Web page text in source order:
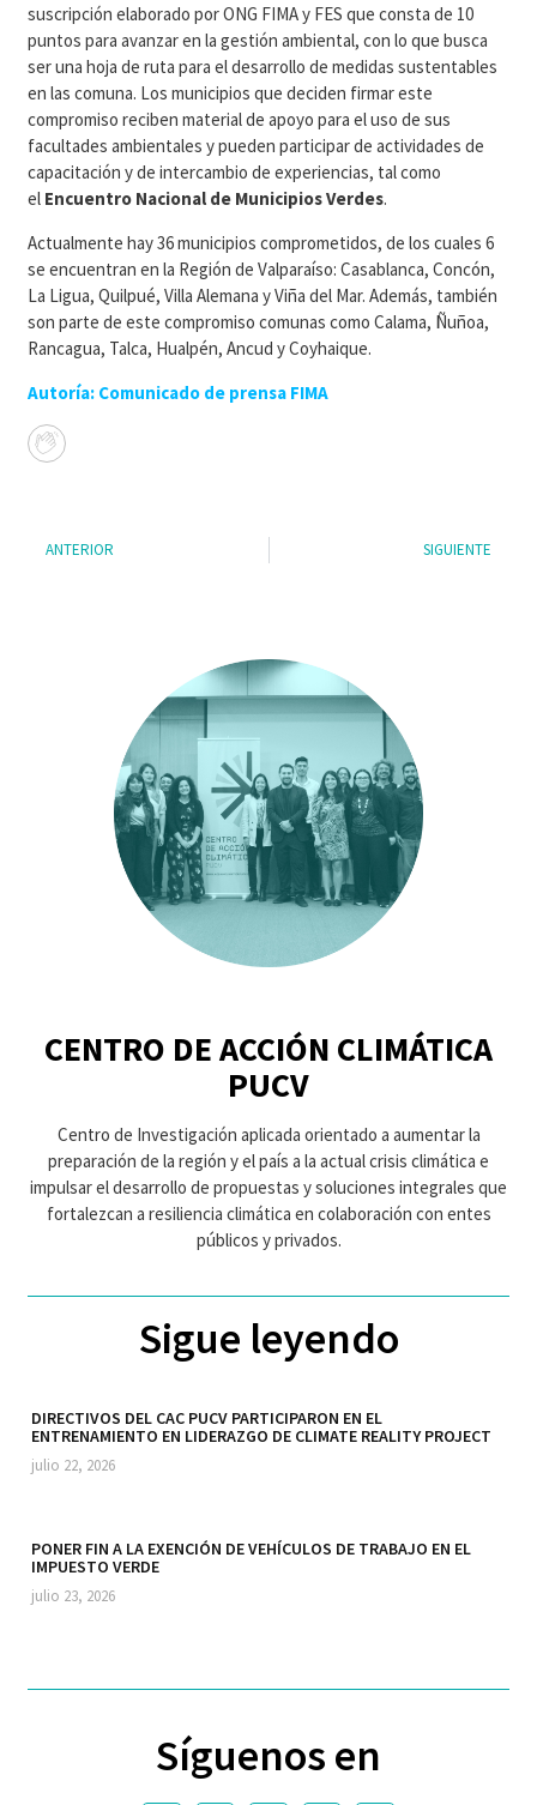
suscripción elaborado por ONG FIMA y FES que consta de 10
puntos para avanzar en la gestión ambiental, con lo que busca
ser una hoja de ruta para el desarrollo de medidas sustentables
en las comuna. Los municipios que deciden firmar este
compromiso reciben material de apoyo para el uso de sus
facultades ambientales y pueden participar de actividades de
capacitación y de intercambio de experiencias, tal como
el Encuentro Nacional de Municipios Verdes.
Actualmente hay 36 municipios comprometidos, de los cuales 6
se encuentran en la Región de Valparaíso: Casablanca, Concón,
La Ligua, Quilpué, Villa Alemana y Viña del Mar. Además, también
son parte de este compromiso comunas como Calama, Ñuñoa,
Rancagua, Talca, Hualpén, Ancud y Coyhaique.
Autoría: Comunicado de prensa FIMA
ANTERIOR SIGUIENTE
CENTRO DE ACCIÓN CLIMÁTICA
PUCV
Centro de Investigación aplicada orientado a aumentar la
preparación de la región y el país a la actual crisis climática e
impulsar el desarrollo de propuestas y soluciones integrales que
fortalezcan a resiliencia climática en colaboración con entes
públicos y privados.
Sigue leyendo
DIRECTIVOS DEL CAC PUCV PARTICIPARON EN EL
ENTRENAMIENTO EN LIDERAZGO DE CLIMATE REALITY PROJECT
julio 22, 2026
PONER FIN A LA EXENCIÓN DE VEHÍCULOS DE TRABAJO EN EL
IMPUESTO VERDE
julio 23, 2026
Síguenos en